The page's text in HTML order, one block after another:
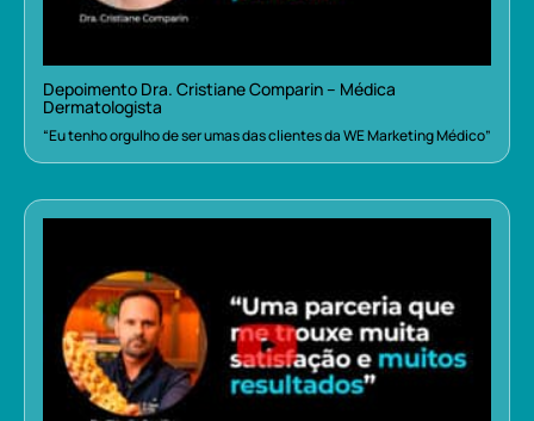
Depoimento Dra. Cristiane Comparin – Médica
Dermatologista
“Eu tenho orgulho de ser umas das clientes da WE Marketing Médico”